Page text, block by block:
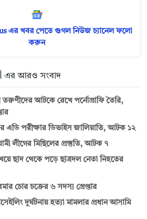
এর খবর পেতে গুগল নিউজ চ্যানেল ফলো
করুন
এর আরও সংবাদ
আটকে রেখে পর্নোগ্রাফি তৈরি,
এডি পরীক্ষার ডিভাইস জালিয়াতি, আটক ১২
লীগের মিছিলের প্রস্তুতি, আটক ৭
ছাদ থেকে পড়ে ছাত্রদল নেতা নিহতের
চোর চক্রের ৬ সদস্য গ্রেপ্তার
দুর্ঘটনায় হত্যা মামলার প্রধান আসামি